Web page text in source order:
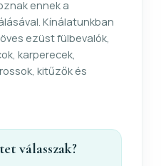
ennek a
Kínálatunkban
ezüstfülbevalók,
karperecek,
kitűzők és
válasszak?